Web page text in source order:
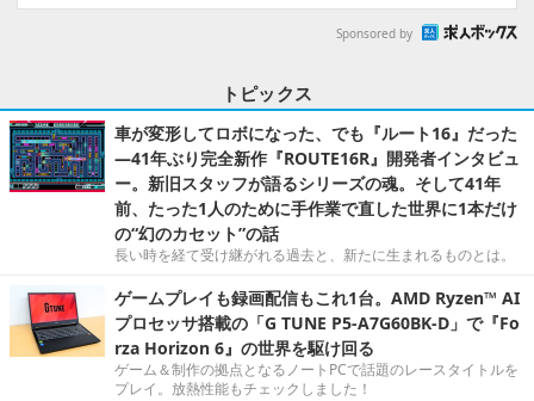
Sponsored by
トピックス
車が変形してロボになった、でも『ルート16』だった
―41年ぶり完全新作『ROUTE16R』開発者インタビュ
ー。新旧スタッフが語るシリーズの魂。そして41年
前、たった1人のために手作業で直した世界に1本だけ
の“幻のカセット”の話
長い時を経て受け継がれる過去と、新たに生まれるものとは。
ゲームプレイも録画配信もこれ1台。AMD Ryzen™ AI
プロセッサ搭載の「G TUNE P5-A7G60BK-D」で『Fo
rza Horizon 6』の世界を駆け回る
ゲーム＆制作の拠点となるノートPCで話題のレースタイトルを
プレイ。放熱性能もチェックしました！